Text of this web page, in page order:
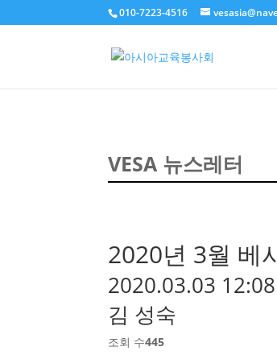
010-7223-4516
VESA 뉴스레터
2020년 3월 베
2020.03.03 12:08
김 성숙
조회 수445